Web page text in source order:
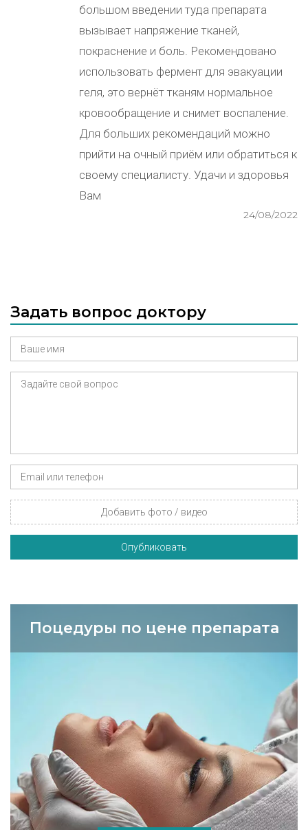
большом введении туда препарата
вызывает напряжение тканей,
покраснение и боль. Рекомендовано
использовать фермент для эвакуации
геля, это вернёт тканям нормальное
кровообращение и снимет воспаление.
Для больших рекомендаций можно
прийти на очный приём или обратиться к
своему специалисту. Удачи и здоровья
Вам
24/08/2022
Задать вопрос доктору
Добавить фото / видео
Опубликовать
Поцедуры по цене препарата